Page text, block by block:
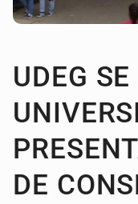
UDEG
DE